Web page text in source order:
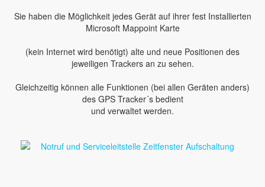
Sie haben die Möglichkeit jedes Gerät auf ihrer fest Installierten
Microsoft Mappoint Karte
(kein Internet wird benötigt) alte und neue Positionen des
jeweiligen Trackers an zu sehen.
Gleichzeitig können alle Funktionen (bei allen Geräten anders)
des GPS Tracker´s bedient
und verwaltet werden.